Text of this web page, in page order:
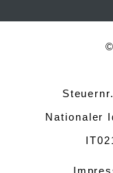
Nationaler